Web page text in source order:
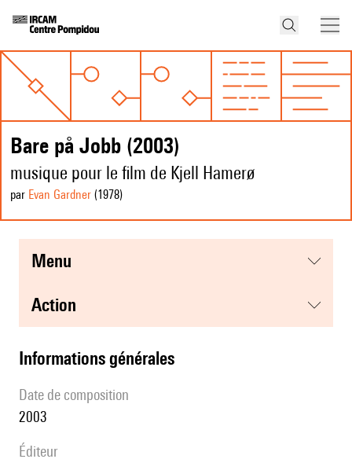
Bare på Jobb (2003)
musique pour le film de Kjell Hamerø
par Evan Gardner (1978)
menu
action
informations générales
date de composition
2003
éditeur